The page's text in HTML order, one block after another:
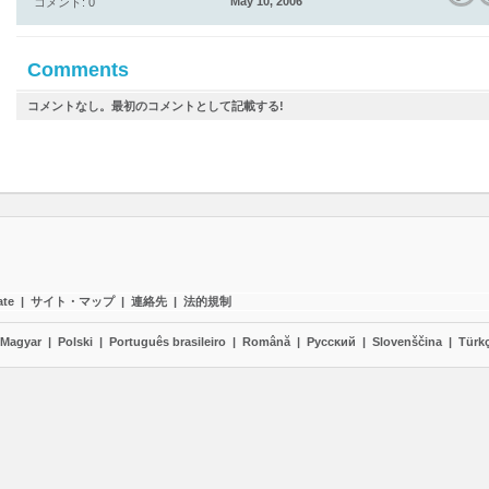
Comments
コメントなし。最初のコメントとして記載する!
| サイト・マップ | 連絡先 | 法的規制
Magyar | Polski | Português brasileiro | Română | Pyccĸий | Slovenščina |